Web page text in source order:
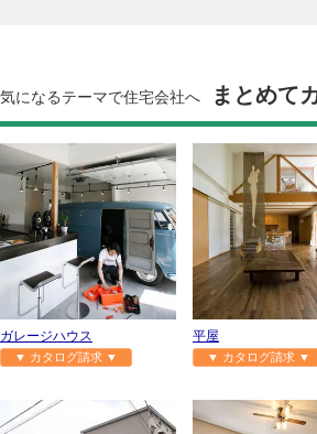
気になるテーマで住宅会社へ まとめて
ガレージハウス
▼ カタログ請求 ▼
平屋
▼ カタログ請求 ▼